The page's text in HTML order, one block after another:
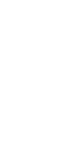
بين
وأصبح